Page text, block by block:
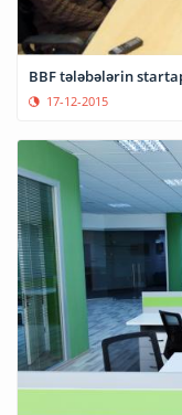
BBF tələbələrin
17-12-2015